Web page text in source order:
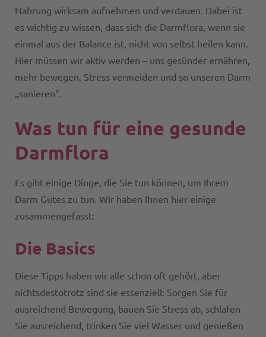
Nahrung wirksam aufnehmen und verdauen. Dabei ist
es wichtig zu wissen, dass sich die Darmflora, wenn sie
einmal aus der Balance ist, nicht von selbst heilen kann.
Hier müssen wir aktiv werden – uns gesünder ernähren,
mehr bewegen, Stress vermeiden und so unseren Darm
„sanieren“.
Was tun für eine gesunde
Darmflora
Es gibt einige Dinge, die Sie tun können, um Ihrem
Darm Gutes zu tun. Wir haben Ihnen hier einige
zusammengefasst:
Die Basics
Diese Tipps haben wir alle schon oft gehört, aber
nichtsdestotrotz sind sie essenziell: Sorgen Sie für
ausreichend Bewegung, bauen Sie Stress ab, schlafen
Sie ausreichend, trinken Sie viel Wasser und genießen